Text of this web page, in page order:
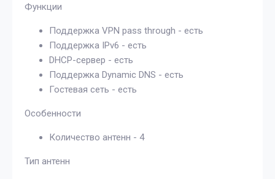
Функции
Поддержка VPN pass through - есть
Поддержка IPv6 - есть
DHCP-сервер - есть
Поддержка Dynamic DNS - есть
Гостевая сеть - есть
Особенности
Количество антенн - 4
Тип антенн